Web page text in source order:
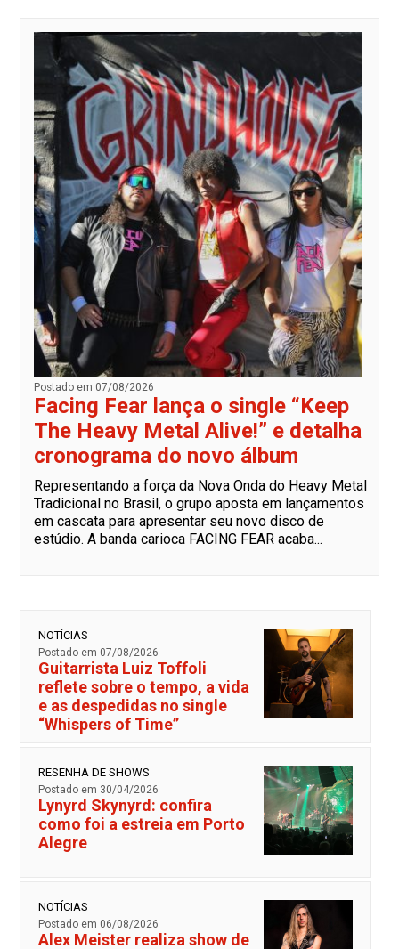
Postado em 07/08/2026
Facing Fear lança o single “Keep
The Heavy Metal Alive!” e detalha
cronograma do novo álbum
Representando a força da Nova Onda do Heavy Metal
Tradicional no Brasil, o grupo aposta em lançamentos
em cascata para apresentar seu novo disco de
estúdio. A banda carioca FACING FEAR acaba...
NOTÍCIAS
Postado em 07/08/2026
Guitarrista Luiz Toffoli
reflete sobre o tempo, a vida
e as despedidas no single
“Whispers of Time”
RESENHA DE SHOWS
Postado em 30/04/2026
Lynyrd Skynyrd: confira
como foi a estreia em Porto
Alegre
NOTÍCIAS
Postado em 06/08/2026
Alex Meister realiza show de